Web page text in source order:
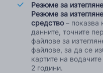
Резюме за
Резюме за
средство – показва
данните, точните
файлове за
файлове, за да се
картите на
2 години.